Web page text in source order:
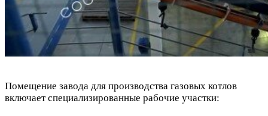
Помещение завода для производства газовых котлов
включает специализированные рабочие участки: